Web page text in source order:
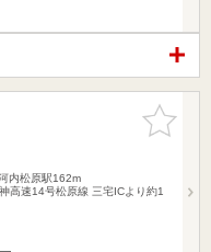
お気に入
りに追加
内松原駅162m
高速14号松原線 三宅ICより約1